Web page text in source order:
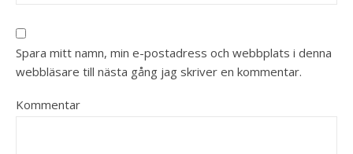
Spara mitt namn, min e-postadress och webbplats i denna
webbläsare till nästa gång jag skriver en kommentar.
Kommentar